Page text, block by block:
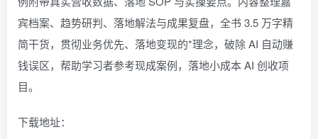
宾档案、趋势研判、落地解法与成果复盘，全书 3.5 万字精
简干货，贯彻业务优先、落地变现的*理念，破除 AI 自动赚
钱误区，帮助学习者参考现成案例，落地小成本 AI 创收项
目。
下载地址：